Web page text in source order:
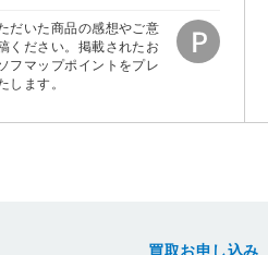
だいた商品の感想やご意
ください。掲載されたお
フマップポイントをプレ
します。
買取お申し込み